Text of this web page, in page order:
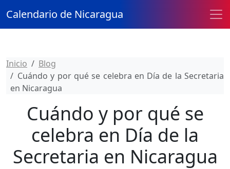
Calendario de Nicaragua
Inicio
Blog
Cuándo y por qué se celebra en Día de la Secretaria
en Nicaragua
Cuándo y por qué se
celebra en Día de la
Secretaria en Nicaragua